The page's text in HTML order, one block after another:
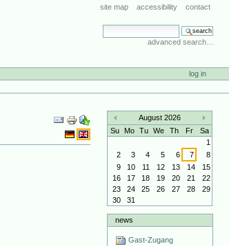
site map accessibility contact
search site
advanced search…
log in
Document
Actions
«
August 2026
»
Su Mo Tu We Th Fr
Sa
1
2
3 4 5 6 7
8
9
10 11 12 13 14
15
16
17 18 19 20 21
22
23
24 25 26 27 28
29
30
31
news
Gast-Zugang